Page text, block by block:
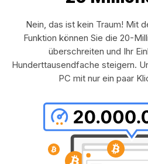
Nein, das ist kein Traum! Mit
Funktion können Sie die 20-
überschreiten und Ihr
Hunderttausendfache steigern.
PC mit nur ein paar